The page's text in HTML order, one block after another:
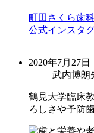
町田さくら歯
公式インスタ
2020年7月27日
武内博朗
鶴見大学臨床
ろしさや予防